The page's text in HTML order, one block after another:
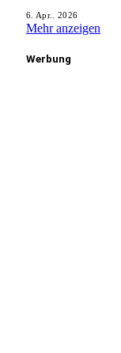
6. Apr.. 2026
Mehr anzeigen
Werbung